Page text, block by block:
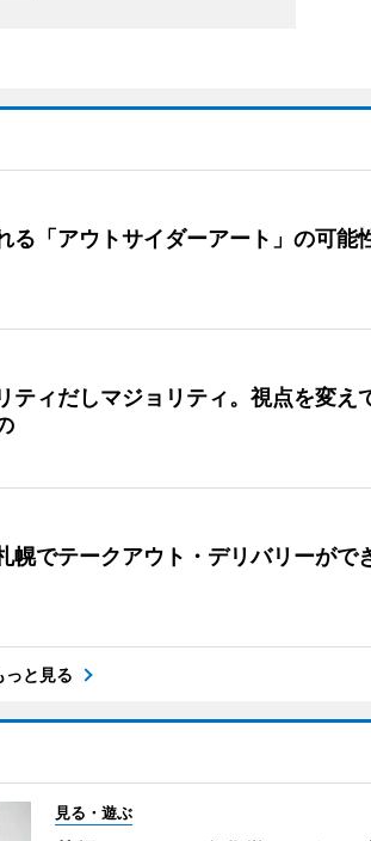
る「アウトサイダーアート」の可能
ティだしマジョリティ。視点を変え
幌でテークアウト・デリバリーがで
っと見る
見る・遊ぶ